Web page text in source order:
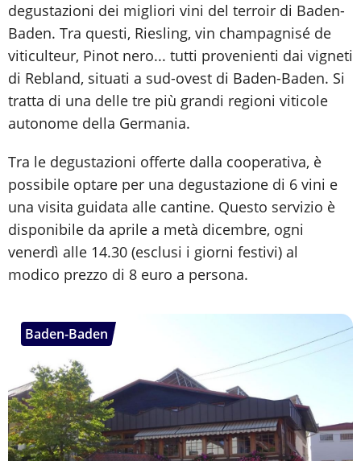
degustazioni dei migliori vini del terroir di Baden-
Baden. Tra questi, Riesling, vin champagnisé de
viticulteur, Pinot nero... tutti provenienti dai vigneti
di Rebland, situati a sud-ovest di Baden-Baden. Si
tratta di una delle tre più grandi regioni viticole
autonome della Germania.
Tra le degustazioni offerte dalla cooperativa, è
possibile optare per una degustazione di 6 vini e
una visita guidata alle cantine. Questo servizio è
disponibile da aprile a metà dicembre, ogni
venerdì alle 14.30 (esclusi i giorni festivi) al
modico prezzo di 8 euro a persona.
Baden-Baden